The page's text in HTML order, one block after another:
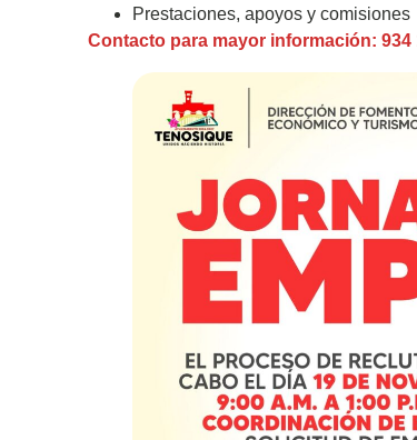
Prestaciones, apoyos y comisiones
Contacto para mayor información: 934